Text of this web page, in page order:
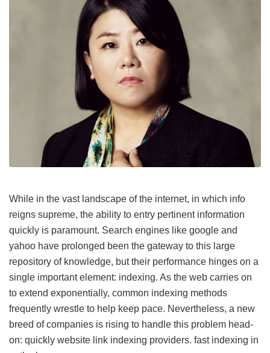
While in the vast landscape of the internet, in which info
reigns supreme, the ability to entry pertinent information
quickly is paramount. Search engines like google and
yahoo have prolonged been the gateway to this large
repository of knowledge, but their performance hinges on a
single important element: indexing. As the web carries on
to extend exponentially, common indexing methods
frequently wrestle to help keep pace. Nevertheless, a new
breed of companies is rising to handle this problem head-
on: quickly website link indexing providers. fast indexing in